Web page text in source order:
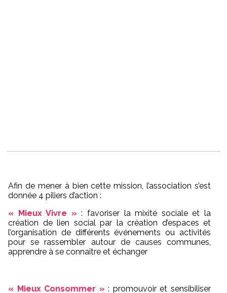
Afin de mener à bien cette mission, l’association s’est
donnée 4 piliers d’action :
« Mieux Vivre » : favoriser la mixité sociale et la
création de lien social par la création d’espaces et
l’organisation de différents événements ou activités
pour se rassembler autour de causes communes,
apprendre à se connaître et échanger
« Mieux Consommer » : promouvoir et sensibiliser